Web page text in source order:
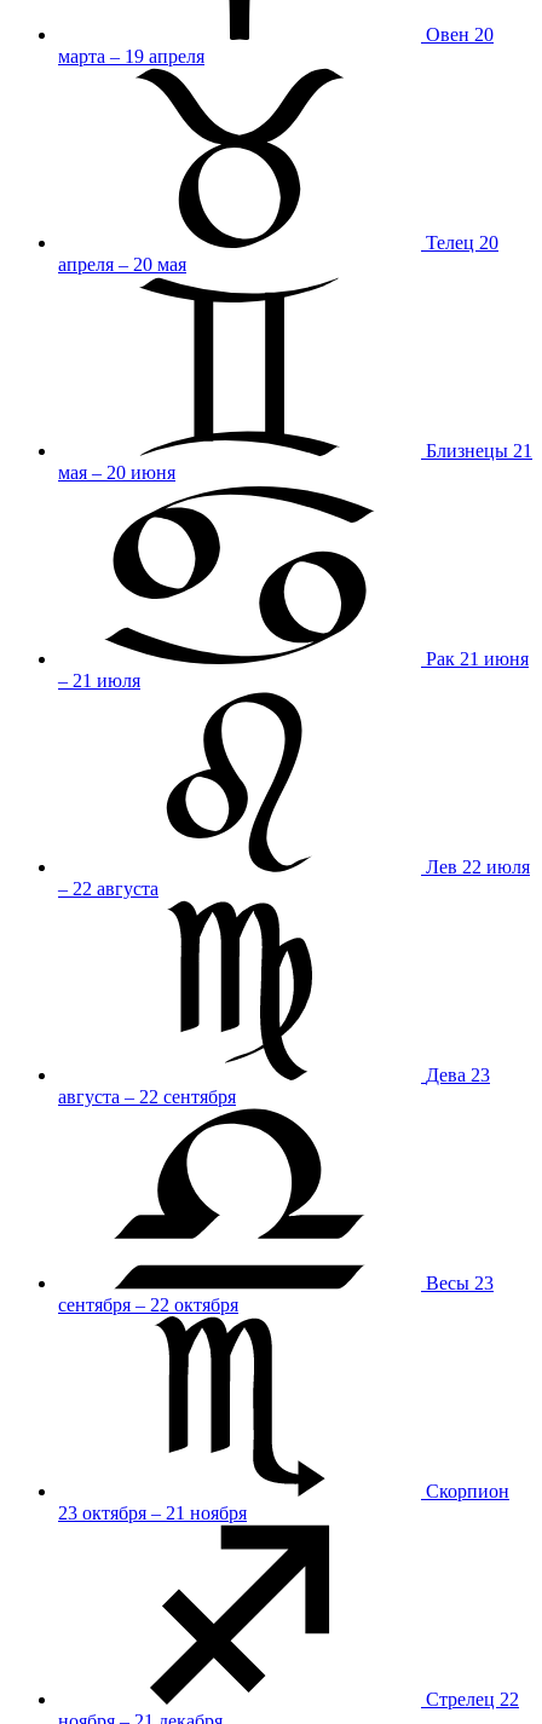
Овен 20
марта – 19 апреля
Телец 20
апреля – 20 мая
Близнецы 21
мая – 20 июня
Рак 21 июня
– 21 июля
Лев 22 июля
– 22 августа
Дева 23
августа – 22 сентября
Весы 23
сентября – 22 октября
Скорпион
23 октября – 21 ноября
Стрелец 22